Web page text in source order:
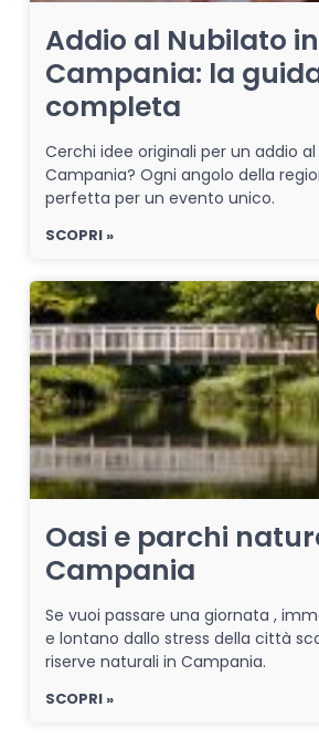
Addio al Nubilato in
Campania: la
completa
Cerchi idee originali per un addio
Campania? Ogni angolo della
perfetta per un evento unico.
SCOPRI »
Oasi e parchi
Campania
Se vuoi passare una giornata ,
e lontano dallo stress della città
riserve naturali in Campania.
SCOPRI »